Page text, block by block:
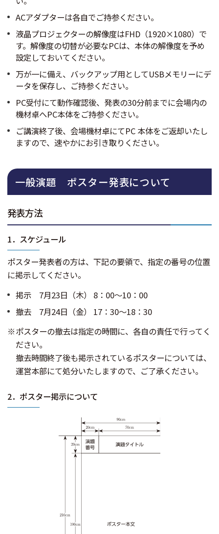
ACアダプターは各自でご持参ください。
液晶プロジェクターの解像度はFHD（1920×1080）で
す。解像度の切替が必要なPCは、本体の解像度を予め
設定しておいてください。
万が一に備え、バックアップ用としてUSBメモリーにデ
ータを保存し、ご持参ください。
PC受付にて動作確認後、発表の30分前までに会場内の
機材卓へPC本体をご持参ください。
ご講演終了後、会場機材卓にてPC 本体をご返却いたし
ますので、速やかにお引き取りください。
一般演題 ポスター発表について
発表方法
1．スケジュール
ポスター発表者の方は、下記の要領で、指定の番号の位置
に掲示してください。
掲示 7月23日（木） 8：00～10：00
撤去 7月24日（金） 17：30～18：30
ポスターの撤去は指定の時間に、各自の責任で行ってく
ださい。
撤去時間終了後も掲示されているポスターについては、
運営本部にて処分いたしますので、ご了承ください。
2．ポスター掲示について